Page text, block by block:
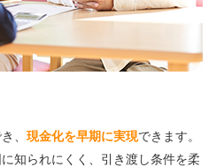
、 現金化を早期に実現できます。
知られにくく、引き渡し条件を柔